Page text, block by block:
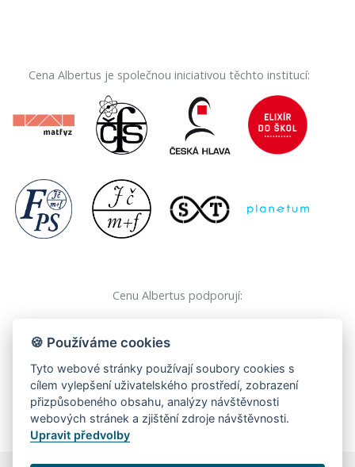
Cena Albertus je společnou iniciativou těchto institucí:
Cenu Albertus podporují:
🍪 Používáme cookies
Tyto webové stránky používají soubory cookies s
cílem vylepšení uživatelského prostředí, zobrazení
přizpůsobeného obsahu, analýzy návštěvnosti
webových stránek a zjištění zdroje návštěvnosti.
Upravit předvolby